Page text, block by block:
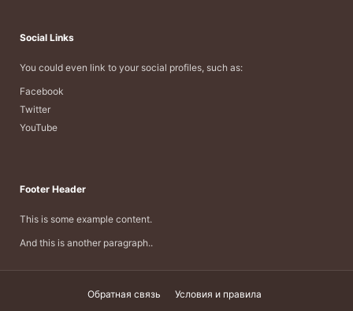
Social Links
You could even link to your social profiles, such as:
Facebook
Twitter
YouTube
Footer Header
This is some example content.
And this is another paragraph..
Обратная связь
Условия и правила